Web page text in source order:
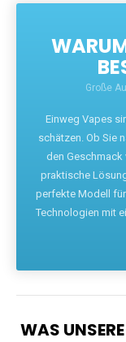
Große
Einweg Vapes
schätzen. Ob Sie
den
praktische
perfekte Modell
Technologien mit
WAS